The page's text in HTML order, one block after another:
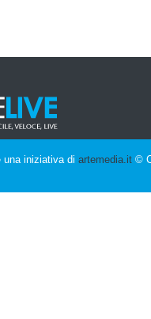
una iniziativa di artemedia.it©